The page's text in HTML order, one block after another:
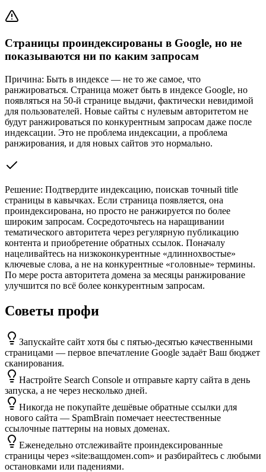
Страницы проиндексированы в Google, но не
показываются ни по каким запросам
Причина: Быть в индексе — не то же самое, что
ранжироваться. Страница может быть в индексе Google, но
появляться на 50-й странице выдачи, фактически невидимой
для пользователей. Новые сайты с нулевым авторитетом не
будут ранжироваться по конкурентным запросам даже после
индексации. Это не проблема индексации, а проблема
ранжирования, и для новых сайтов это нормально.
Решение: Подтвердите индексацию, поискав точный title
страницы в кавычках. Если страница появляется, она
проиндексирована, но просто не ранжируется по более
широким запросам. Сосредоточьтесь на наращивании
тематического авторитета через регулярную публикацию
контента и приобретение обратных ссылок. Поначалу
нацеливайтесь на низкоконкурентные «длиннохвостые»
ключевые слова, а не на конкурентные «головные» термины.
По мере роста авторитета домена за месяцы ранжирование
улучшится по всё более конкурентным запросам.
Советы профи
Запускайте сайт хотя бы с пятью-десятью качественными
страницами — первое впечатление Google задаёт Ваш бюджет
сканирования.
Настройте Search Console и отправьте карту сайта в день
запуска, а не через несколько дней.
Никогда не покупайте дешёвые обратные ссылки для
нового сайта — SpamBrain помечает неестественные
ссылочные паттерны на новых доменах.
Еженедельно отслеживайте проиндексированные
страницы через «site:вашдомен.com» и разбирайтесь с любыми
остановками или падениями.